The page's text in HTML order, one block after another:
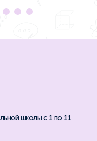
школы с 1 по 11